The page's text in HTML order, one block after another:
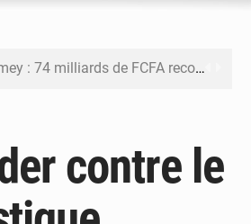
de FCFA recouvrés par la COLDEFF
mise sur la performance
visite à la MCC de Malbaza
contre le